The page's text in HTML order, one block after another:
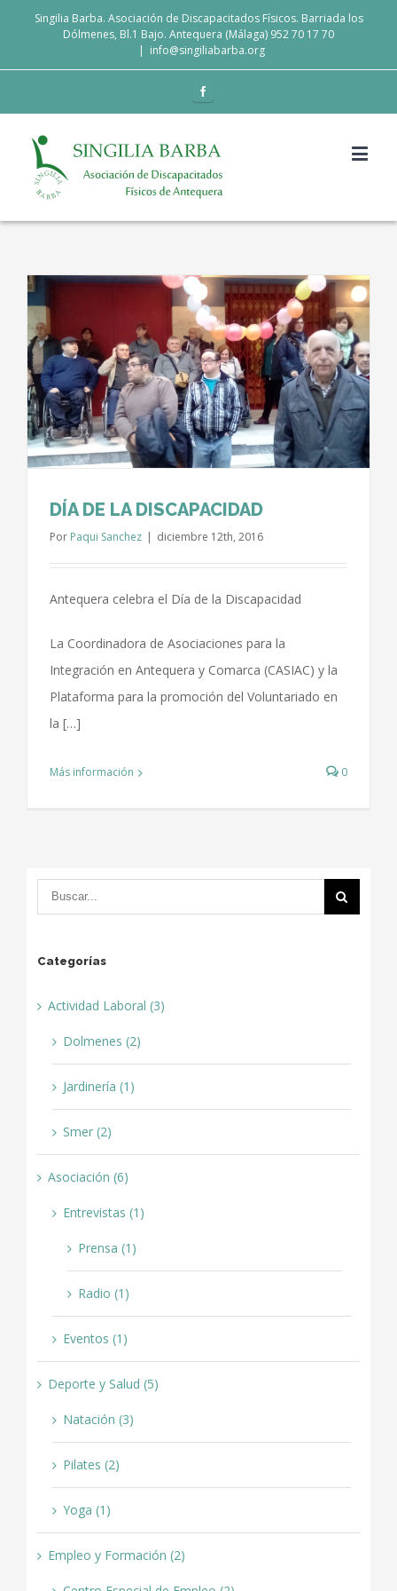
Singilia Barba. Asociación de Discapacitados Físicos. Barriada los
Dólmenes, Bl.1 Bajo. Antequera (Málaga) 952 70 17 70
| info@singiliabarba.org
DÍA DE LA DISCAPACIDAD
Por Paqui Sanchez | diciembre 12th, 2016
Antequera celebra el Día de la Discapacidad
La Coordinadora de Asociaciones para la
Integración en Antequera y Comarca (CASIAC) y la
Plataforma para la promoción del Voluntariado en
la […]
Más información 0
Categorías
Actividad Laboral (3)
Dolmenes (2)
Jardinería (1)
Smer (2)
Asociación (6)
Entrevistas (1)
Prensa (1)
Radio (1)
Eventos (1)
Deporte y Salud (5)
Natación (3)
Pilates (2)
Yoga (1)
Empleo y Formación (2)